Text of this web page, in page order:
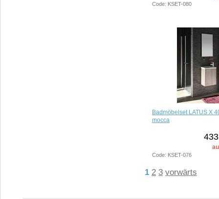
Code: KSET-080
Badmöbelset LATUS X
mocca
Code: KSET-076
1 2 3 vorwärts